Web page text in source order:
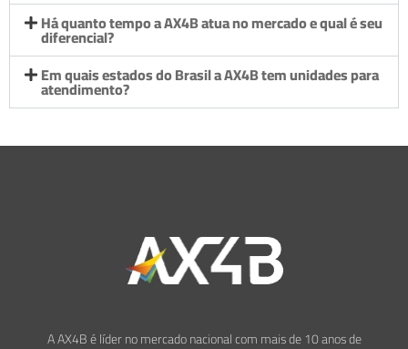
Há quanto tempo a AX4B atua no mercado e qual é seu
diferencial?
Em quais estados do Brasil a AX4B tem unidades para
atendimento?
A AX4B é líder no mercado nacional com mais de 10 anos de